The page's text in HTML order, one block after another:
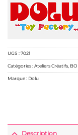
UGS :7021
Catégories :Ateliers Créatifs
Marque : Dolu
Description